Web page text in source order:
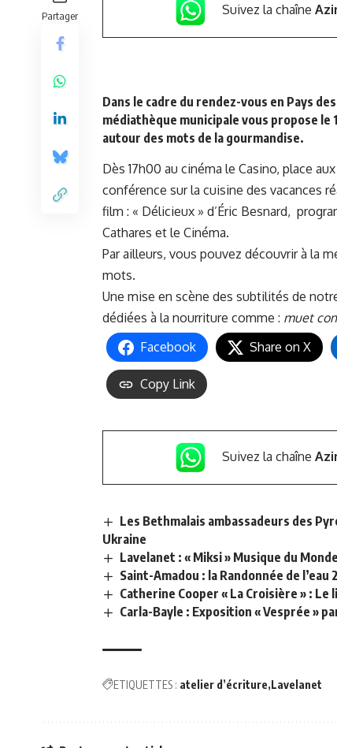
Partager Suivez la chaîne
Dans le cadre du rendez-vous en Pays
médiathèque municipale vous propose le
autour des mots de la gourmandise.
Dès 17h00 au cinéma le Casino, place
conférence sur la cuisine des vacances
film : « Délicieux » d’Éric Besnard,
Cathares et le Cinéma.
Par ailleurs, vous pouvez découvrir à la
mots.
Une mise en scène des subtilités de
dédiées à la nourriture comme : muet
Facebook
Share on X
Copy Link
Suivez la chaîne
Les Bethmalais ambassadeurs des
Ukraine
Lavelanet : « Miksi » Musique du
Saint-Amadou : la Randonnée de l’eau
Catherine Cooper « La Croisière » : Le
Carla-Bayle : Exposition « Vesprée »
ETIQUETTES : atelier d’écriture Lavelanet